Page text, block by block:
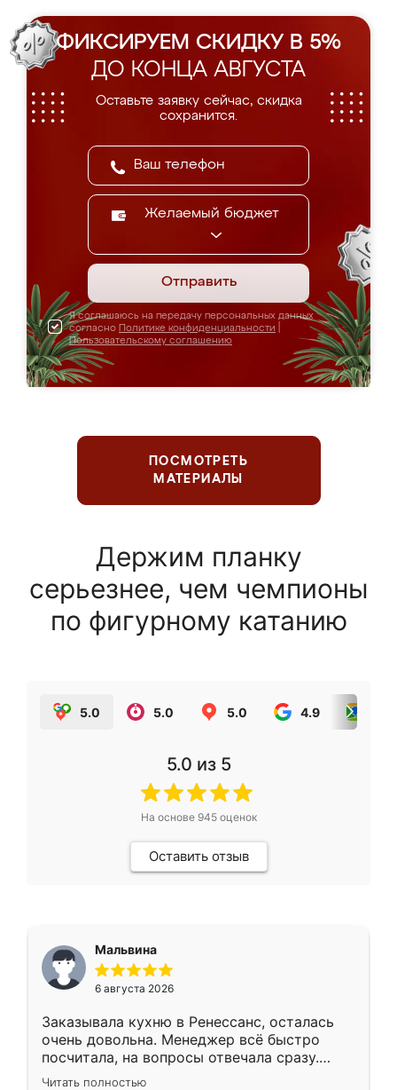
ФИКСИРУЕМ СКИДКУ В 5%
ДО КОНЦА АВГУСТА
Оставьте заявку сейчас, скидка
сохранится.
Желаемый бюджет
Отправить
Я соглашаюсь на передачу персональных данных
согласно Политике конфиденциальности
Пользовательскому соглашению
ПОСМОТРЕТЬ
МАТЕРИАЛЫ
Держим планку
серьезнее, чем чемпионы
по фигурному катанию
5.0 5.0 5.0 4.9
5.0 из 5
На основе 945оценок
Оставить отзыв
Мальвина
6 августа 2026
Заказывала кухню в Ренессанс, осталась
очень довольна. Менеджер всё быстро
посчитала, на вопросы отвечала сразу.
Замерщик приехал в субботу, подошёл к
Читать полностью